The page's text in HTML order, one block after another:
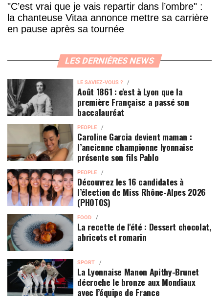
"C’est vrai que je vais repartir dans l’ombre" :
la chanteuse Vitaa annonce mettre sa carrière
en pause après sa tournée
LES DERNIÈRES NEWS
LE SAVIEZ-VOUS ?
Août 1861 : c'est à Lyon que la
première Française a passé son
baccalauréat
PEOPLE
Caroline Garcia devient maman :
l’ancienne championne lyonnaise
présente son fils Pablo
PEOPLE
Découvrez les 16 candidates à
l’élection de Miss Rhône-Alpes 2026
(PHOTOS)
FOOD
La recette de l'été : Dessert chocolat,
abricots et romarin
SPORT
La Lyonnaise Manon Apithy-Brunet
décroche le bronze aux Mondiaux
avec l’équipe de France